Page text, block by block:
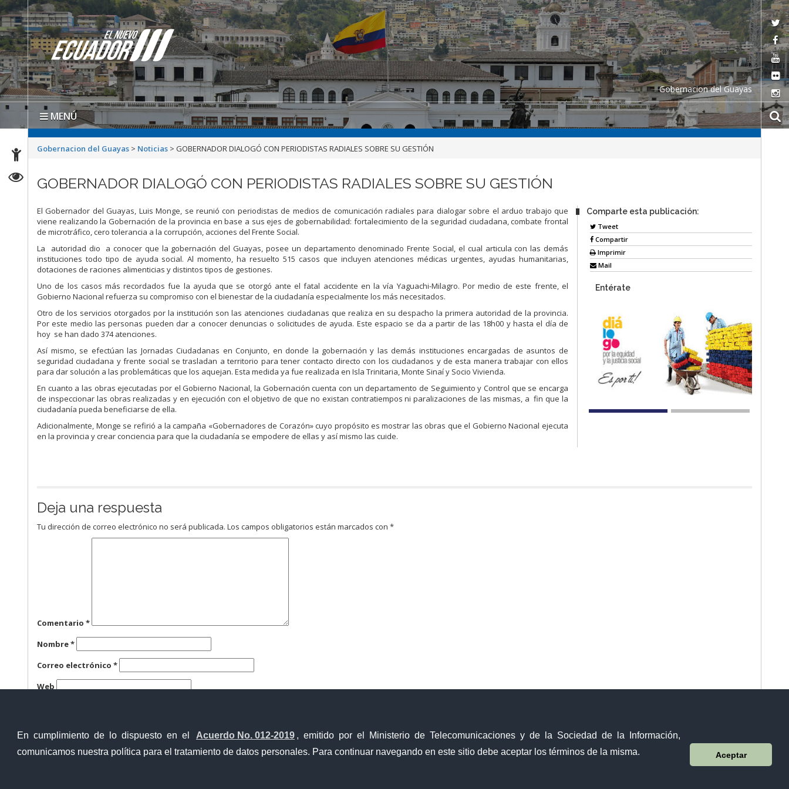
En cumplimiento de lo dispuesto en el Acuerdo No. 012-2019 , emitido por el Ministerio de Telecomunicaciones y de la Sociedad de la Información,
comunicamos nuestra política para el tratamiento de datos personales. Para continuar navegando en este sitio debe aceptar los términos de la misma.
Aceptar
Gobernacion del Guayas
MENÚ
Gobernacion del Guayas > Noticias > GOBERNADOR DIALOGÓ CON PERIODISTAS RADIALES SOBRE SU GESTIÓN
GOBERNADOR DIALOGÓ CON PERIODISTAS RADIALES SOBRE SU GESTIÓN
El Gobernador del Guayas, Luis Monge, se reunió con periodistas de medios de comunicación radiales para dialogar sobre el arduo trabajo que
viene realizando la Gobernación de la provincia en base a sus ejes de gobernabilidad: fortalecimiento de la seguridad ciudadana, combate frontal
de microtráfico, cero tolerancia a la corrupción, acciones del Frente Social.
La autoridad dio a conocer que la gobernación del Guayas, posee un departamento denominado Frente Social, el cual articula con las demás
instituciones todo tipo de ayuda social. Al momento, ha resuelto 515 casos que incluyen atenciones médicas urgentes, ayudas humanitarias,
dotaciones de raciones alimenticias y distintos tipos de gestiones.
Uno de los casos más recordados fue la ayuda que se otorgó ante el fatal accidente en la vía Yaguachi-Milagro. Por medio de este frente, el
Gobierno Nacional refuerza su compromiso con el bienestar de la ciudadanía especialmente los más necesitados.
Otro de los servicios otorgados por la institución son las atenciones ciudadanas que realiza en su despacho la primera autoridad de la provincia.
Por este medio las personas pueden dar a conocer denuncias o solicitudes de ayuda. Este espacio se da a partir de las 18h00 y hasta el día de
hoy se han dado 374 atenciones.
Así mismo, se efectúan las Jornadas Ciudadanas en Conjunto, en donde la gobernación y las demás instituciones encargadas de asuntos de
seguridad ciudadana y frente social se trasladan a territorio para tener contacto directo con los ciudadanos y de esta manera trabajar con ellos
para dar solución a las problemáticas que los aquejan. Esta medida ya fue realizada en Isla Trinitaria, Monte Sinaí y Socio Vivienda.
En cuanto a las obras ejecutadas por el Gobierno Nacional, la Gobernación cuenta con un departamento de Seguimiento y Control que se encarga
de inspeccionar las obras realizadas y en ejecución con el objetivo de que no existan contratiempos ni paralizaciones de las mismas, a fin que la
ciudadanía pueda beneficiarse de ella.
Adicionalmente, Monge se refirió a la campaña «Gobernadores de Corazón» cuyo propósito es mostrar las obras que el Gobierno Nacional ejecuta
en la provincia y crear conciencia para que la ciudadanía se empodere de ellas y así mismo las cuide.
Comparte esta publicación:
Tweet
Compartir
Imprimir
Mail
Entérate
Deja una respuesta
Tu dirección de correo electrónico no será publicada. Los campos obligatorios están marcados con*
Comentario*
Nombre*
Correo electrónico*
Web
Contacto ciudadano